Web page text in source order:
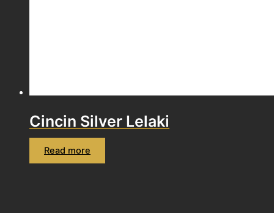
Cincin Silver Lelaki
Read more